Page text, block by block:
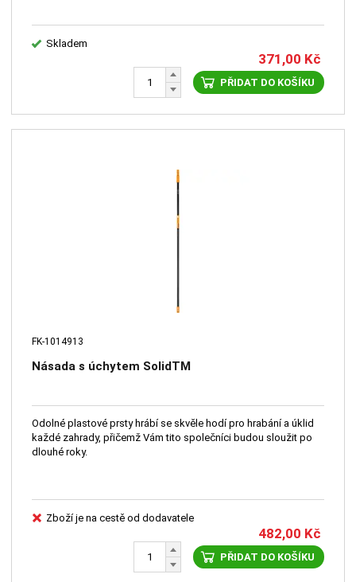
Skladem
371,00 Kč
PŘIDAT DO KOŠÍKU
FK-1014913
Násada s úchytem SolidTM
Odolné plastové prsty hrábí se skvěle hodí pro hrabání a úklid
každé zahrady, přičemž Vám tito společníci budou sloužit po
dlouhé roky.
Zboží je na cestě od dodavatele
482,00 Kč
PŘIDAT DO KOŠÍKU